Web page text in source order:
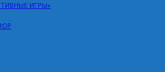
ИГРЫ»